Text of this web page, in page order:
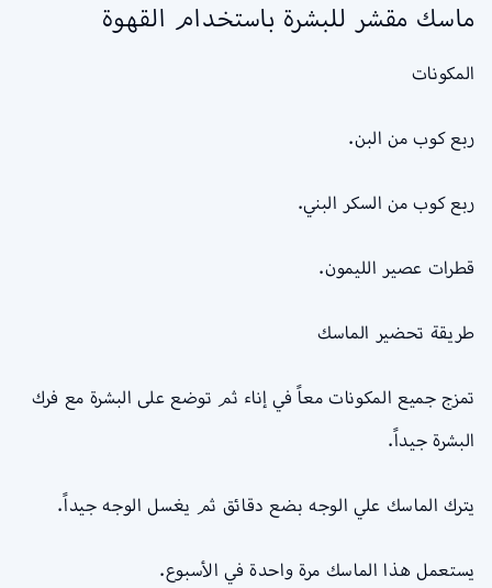
ماسك مقشر للبشرة باستخدام القهوة
المكونات
ربع كوب من البن.
‏ربع كوب من السكر البني.
‏قطرات عصير الليمون.
طريقة تحضير الماسك
تمزج جميع المكونات معاً في إناء ثم توضع على البشرة مع فرك
البشرة جيداً.
يترك الماسك علي الوجه بضع دقائق ثم يغسل الوجه جيداً.
يستعمل هذا الماسك مرة واحدة في الأسبوع.